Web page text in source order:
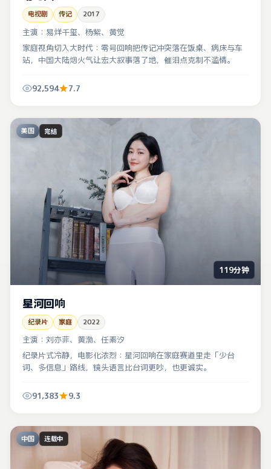
电视剧 传记 2017
主演： 易烊千玺、杨紫、黄觉
家庭视角切入大时代：零号回响把传记冲突落在饭桌、病床与车
站，中国大陆烟火气让宏大叙事落了地，催泪点克制不滥情。
92,594 7.7
美国 完结
119分钟
星河回响
纪录片 家庭 2022
主演： 刘亦菲、黄渤、任素汐
纪录片式冷静，电影化浓烈：星河回响在家庭赛道里走「少台
词、多信息」路线，镜头语言比台词更吵，也更诚实。
91,383 9.3
中国 连载中